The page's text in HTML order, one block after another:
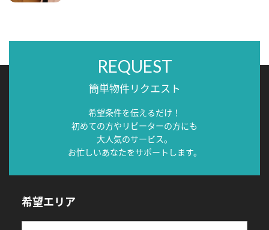
REQUEST
簡単物件リクエスト
希望条件を伝えるだけ！
初めての方やリピーターの方にも
大人気のサービス。
お忙しいあなたをサポートします。
希望エリア